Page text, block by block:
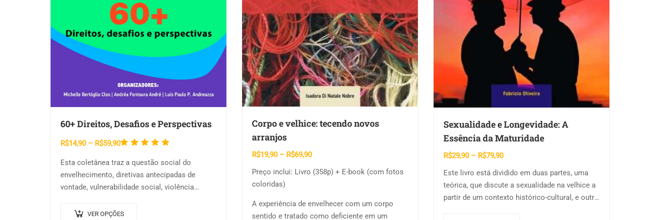
60+ Direitos, Desafios e Perspectivas
R$14,90 – R$59,90Faixa
preço:
R$14,90
através
Avaliação
5
Esta coletânea traz a questão social do
envelhecimento, diretivas antecipadas de
vontade, vulnerabilidade social, violência
instituições de longa permanência, percepção
VER OPÇÕES
Corpo e velhice: tecendo novos
arranjos
R$19,90 – R$69,90Faixa
de
através
R$69,90
Preço inclui: Livro (358p) + E-book (com fotos
coloridas)
A experiência de envelhecer com um corpo
sentido e tratado como deficiente em um
Sexualidade e Longevidade: A
Essência da Maturidade
R$29,90 – R$79,90Faixa
Este livro está dividido em duas partes, uma
teórica, que discute a sexualidade na velhice a
partir de um contexto histórico-cultural, e outra